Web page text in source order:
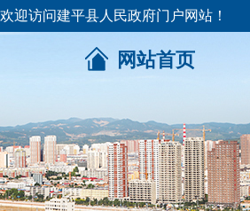
欢迎访问建平县人民政府门户网站！
网站首页